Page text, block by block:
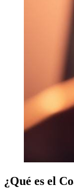
¿Qué es el